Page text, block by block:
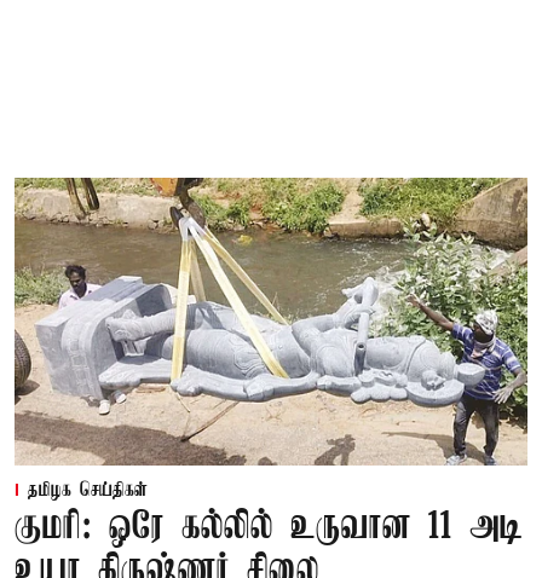
தமிழக செய்திகள்
குமரி: ஒரே கல்லில் உருவான 11 அடி